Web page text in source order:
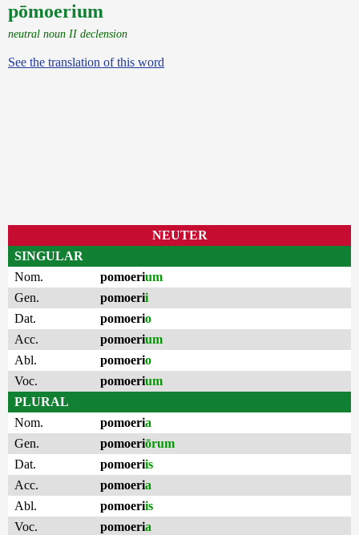
pōmoerium
neutral noun II declension
See the translation of this word
NEUTER
SINGULAR
Nom.
pomoerium
Gen.
pomoerii
Dat.
pomoerio
Acc.
pomoerium
Abl.
pomoerio
Voc.
pomoerium
PLURAL
Nom.
pomoeria
Gen.
pomoeriōrum
Dat.
pomoeriis
Acc.
pomoeria
Abl.
pomoeriis
Voc.
pomoeria